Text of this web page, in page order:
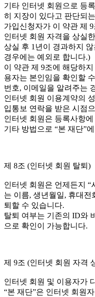
기타 인터넷 회원으로 등
히 지장이 있다고 판단되
가입신청자가 이 약관 제
인터넷 회원 자격을 상실
상실 후 1년이 경과하지
경우에는 예외로 합니다.)
이 약관 제 9조에 해당하
용자는 본인임을 확인할
번호, 이메일을 알려주는
인터넷 회원 이용계약의
입통보 연락을 받은 시점
인터넷 회원은 등록사항
기타 방법으로 “본 재단”
제 8조 (인터넷 회원 탈퇴)
인터넷 회원은 언제든지 “
는 이름, 생년월일, 휴대
퇴할 수 있습니다.
탈퇴 여부는 기존의 ID와
으로 확인이 가능합니다.
제 9조 (인터넷 회원 자격
인터넷 회원 및 이용자가
“본 재단”은 인터넷 회원